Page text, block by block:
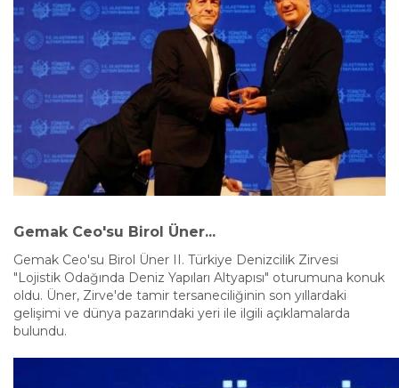
Gemak Ceo'su Birol Üner...
Gemak Ceo'su Birol Üner II. Türkiye Denizcilik Zirvesi
"Lojistik Odağında Deniz Yapıları Altyapısı" oturumuna konuk
oldu. Üner, Zirve'de tamir tersaneciliğinin son yıllardaki
gelişimi ve dünya pazarındaki yeri ile ilgili açıklamalarda
bulundu.